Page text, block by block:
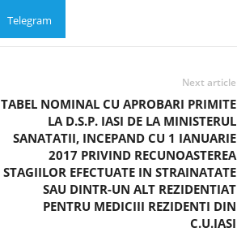
Telegram
Next article
TABEL NOMINAL CU APROBARI PRIMITE
LA D.S.P. IASI DE LA MINISTERUL
SANATATII, INCEPAND CU 1 IANUARIE
2017 PRIVIND RECUNOASTEREA
STAGIILOR EFECTUATE IN STRAINATATE
SAU DINTR-UN ALT REZIDENTIAT
PENTRU MEDICIII REZIDENTI DIN
C.U.IASI